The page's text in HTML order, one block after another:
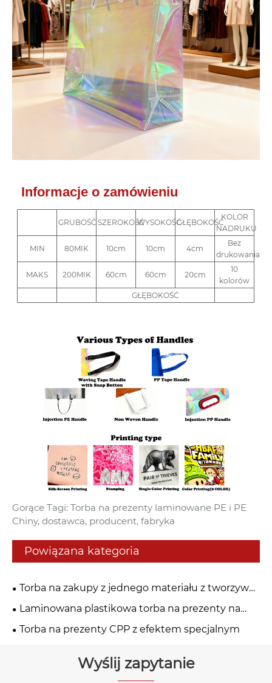
Informacje o zamówieniu
GRUBOŚĆ SZEROKOŚĆWYSOKOŚĆGŁĘBOKOŚĆ
KOLOR
NADRUKU
MIN 80MIK 10cm 10cm 4cm
Bez
drukowania
MAKS 200MIK 60cm 60cm 20cm
10
kolorów
GŁĘBOKOŚĆ
Gorące Tagi: Torba na prezenty laminowane PE i PE
Chiny, dostawca, producent, fabryka
Powiązana kategoria
Torba na zakupy z jednego materiału z tworzywa
sztucznego
Laminowana plastikowa torba na prezenty na
zakupy
Torba na prezenty CPP z efektem specjalnym
Wyślij zapytanie